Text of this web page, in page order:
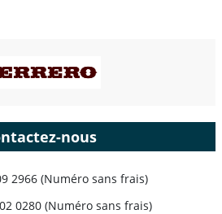
nous
2966 (Numéro sans frais)
0280 (Numéro sans frais)